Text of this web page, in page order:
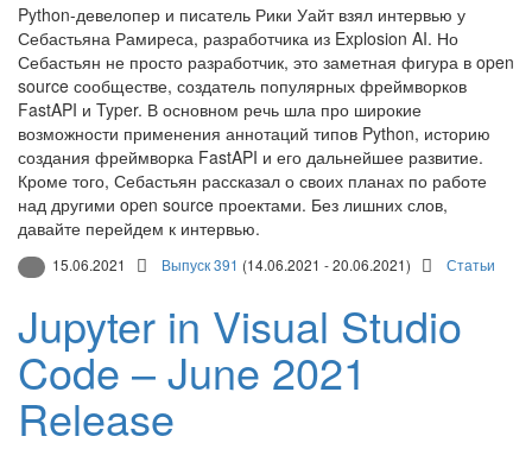
Python-девелопер и писатель Рики Уайт взял интервью у
Себастьяна Рамиреса, разработчика из Explosion AI. Но
Себастьян не просто разработчик, это заметная фигура в open
source сообществе, создатель популярных фреймворков
FastAPI и Typer. В основном речь шла про широкие
возможности применения аннотаций типов Python, историю
создания фреймворка FastAPI и его дальнейшее развитие.
Кроме того, Себастьян рассказал о своих планах по работе
над другими open source проектами. Без лишних слов,
давайте перейдем к интервью.
15.06.2021 Выпуск 391 (14.06.2021 - 20.06.2021) Статьи
Jupyter in Visual Studio
Code – June 2021
Release